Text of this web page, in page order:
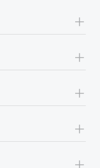
+
+
+
+
+